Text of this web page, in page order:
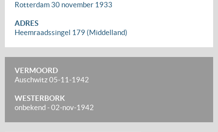
Rotterdam 30 november 1933
ADRES
Heemraadssingel 179 (Middelland)
VERMOORD
Auschwitz05-11-1942
WESTERBORK
onbekend-02-nov-1942